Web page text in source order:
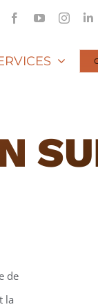
FacebookYouTube
de
la